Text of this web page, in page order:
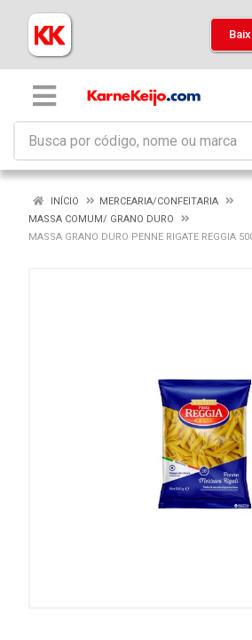
INÍCIO
MERCEARIA/CONFEITARIA
MASSA COMUM/ GRANO DURO
MASSA GRANO DURO PENNE RIGATE REGGIA